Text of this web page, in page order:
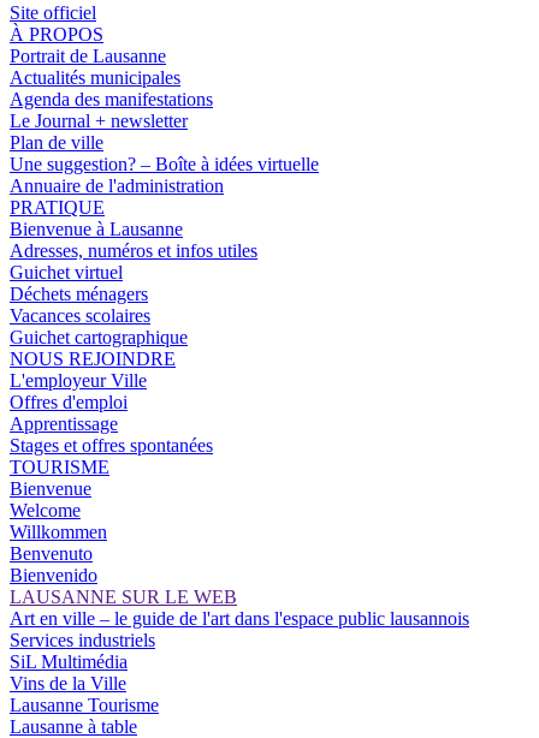
Site officiel
À PROPOS
Portrait de Lausanne
Actualités municipales
Agenda des manifestations
Le Journal + newsletter
Plan de ville
Une suggestion? – Boîte à idées virtuelle
Annuaire de l'administration
PRATIQUE
Bienvenue à Lausanne
Adresses, numéros et infos utiles
Guichet virtuel
Déchets ménagers
Vacances scolaires
Guichet cartographique
NOUS REJOINDRE
L'employeur Ville
Offres d'emploi
Apprentissage
Stages et offres spontanées
TOURISME
Bienvenue
Welcome
Willkommen
Benvenuto
Bienvenido
LAUSANNE SUR LE WEB
Art en ville – le guide de l'art dans l'espace public lausannois
Services industriels
SiL Multimédia
Vins de la Ville
Lausanne Tourisme
Lausanne à table